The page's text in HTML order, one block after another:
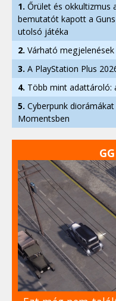
1. Őrület és okkultizmus
bemutatót kapott a
utolsó játéka
2. Várható
3. A PlayStation Plus
4. Több mint adattároló:
5. Cyberpunk
Momentsben